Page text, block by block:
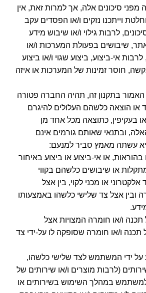
סיכונים אלה, אך למרות זאת, אין
וייתכנו נזקים ו/או הפסדים עקב
לרבות גילוי ו/או שיבוש מידע
שיבושים בפעולת המערכות ו/או
אי-ביצוע, ביצוע שגוי ו/או ביצוע
חוסר זמינות של המערכות או איזה
האמור בתקנון זה, תהיה החברה פטורה
או הוצאה כלשהם העלולים להיגרם
בעקיפין, כתוצאה מכל אחד מן
ובתנאי שאותם גורמים אינם
עשתה מאמץ סביר למנעם:
או אי-ביצוע או ביצוע באיחור
או שיבושים כלשהם בקווי
או מכני לקוי, בין אצל
אצל צד שלישי כלשהו באמצעותו
תכנה ו/או חומרה המצויות אצל
ו/או חומרה שסופקה לו על-ידי צד
על ידי המשתמש לצד שלישי כלשהו,
(לרבות מוצרים ו/או שירותים של
במהלך השימוש בשירותים או